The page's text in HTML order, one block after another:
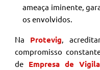
ameaça iminente,
os envolvidos.
Na Protevig ,
compromisso
de Empresa de